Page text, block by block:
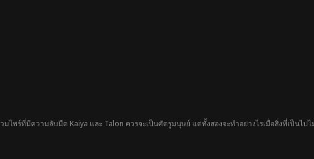
ไพร์ที่มีความลับมืด Kaiya และ Talon ควรจะเป็นศัตรูมนุษย์ แต่ทั้งสองจะทำอย่างไรเมื่อสิ่งที่เป็นไปไ